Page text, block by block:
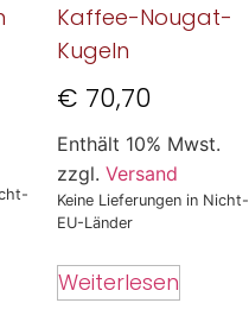
Kaffee-Nougat-
Kugeln
€ 70,70
Enthält 10% Mwst.
zzgl. Versand
Keine Lieferungen in Nicht-
EU-Länder
Weiterlesen